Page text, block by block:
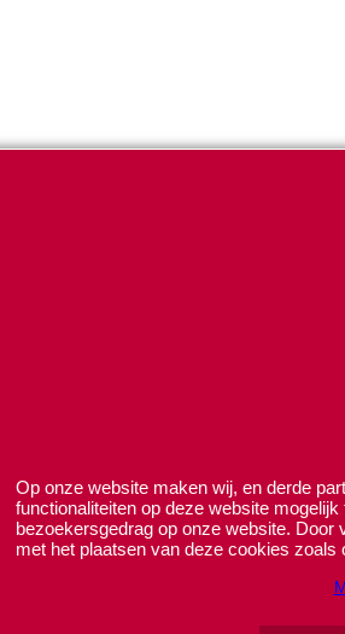
Op onze website maken wij, en derde
functionaliteiten op deze website
bezoekersgedrag op onze website.
met het plaatsen van deze cookies